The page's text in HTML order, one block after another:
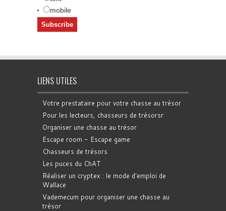
mobile
LIENS UTILES
Votre prestataire pour votre chasse au trésor
Pour les lecteurs, chasseurs de trésorsr
Organiser une chasse au trésor
Escape room - Escape game
Chasseurs de trésors
Les puces du ChAT
Réaliser un cryptex : le mode d'emploi de
Wallace
Vademecum pour organiser une chasse au
trésor